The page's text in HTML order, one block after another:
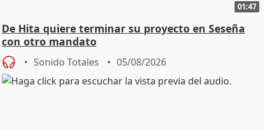
01:47
De Hita quiere terminar su proyecto en Seseña
con otro mandato
Sonido Totales 05/08/2026